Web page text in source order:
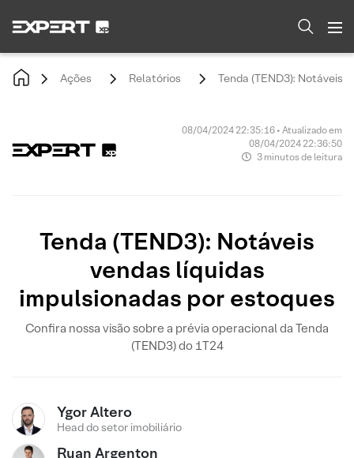
Ações Relatórios Tenda (TEND3): Notáveis
08/04/2024 22:35:16 • Atualizado em
08/04/2024 22:36:50
3 minutos de leitura
Tenda (TEND3): Notáveis
vendas líquidas
impulsionadas por estoques
Confira nossa visão sobre a prévia operacional da Tenda
(TEND3) do 1T24
Ygor Altero
Head do setor imobiliário
Ruan Argenton